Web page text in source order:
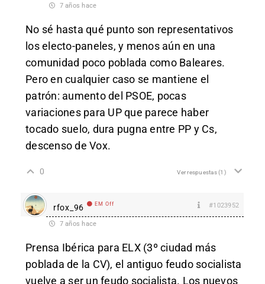
7 años hace
No sé hasta qué punto son representativos
los electo-paneles, y menos aún en una
comunidad poco poblada como Baleares.
Pero en cualquier caso se mantiene el
patrón: aumento del PSOE, pocas
variaciones para UP que parece haber
tocado suelo, dura pugna entre PP y Cs,
descenso de Vox.
0 Ver respuestas(1)
rfox_96 EM Off #1023952
7 años hace
Prensa Ibérica para ELX (3º ciudad más
poblada de la CV), el antiguo feudo socialista
vuelve a ser un feudo socialista. Los nuevos